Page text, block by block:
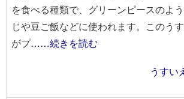
を食べる種類で、グリーンピースのよ
じや豆ご飯などに使われます。このう
がプ……続きを読む
うすい